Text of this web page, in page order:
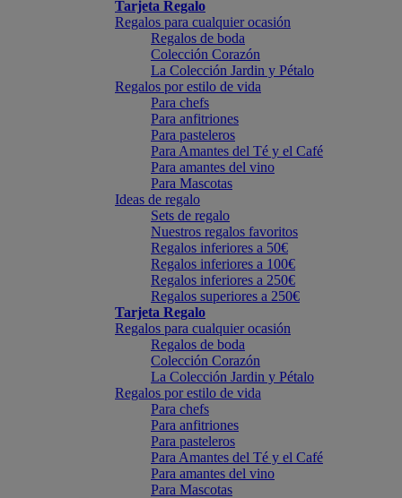
Tarjeta Regalo
Regalos para cualquier ocasión
Regalos de boda
Colección Corazón
La Colección Jardin y Pétalo
Regalos por estilo de vida
Para chefs
Para anfitriones
Para pasteleros
Para Amantes del Té y el Café
Para amantes del vino
Para Mascotas
Ideas de regalo
Sets de regalo
Nuestros regalos favoritos
Regalos inferiores a 50€
Regalos inferiores a 100€
Regalos inferiores a 250€
Regalos superiores a 250€
Tarjeta Regalo
Regalos para cualquier ocasión
Regalos de boda
Colección Corazón
La Colección Jardin y Pétalo
Regalos por estilo de vida
Para chefs
Para anfitriones
Para pasteleros
Para Amantes del Té y el Café
Para amantes del vino
Para Mascotas